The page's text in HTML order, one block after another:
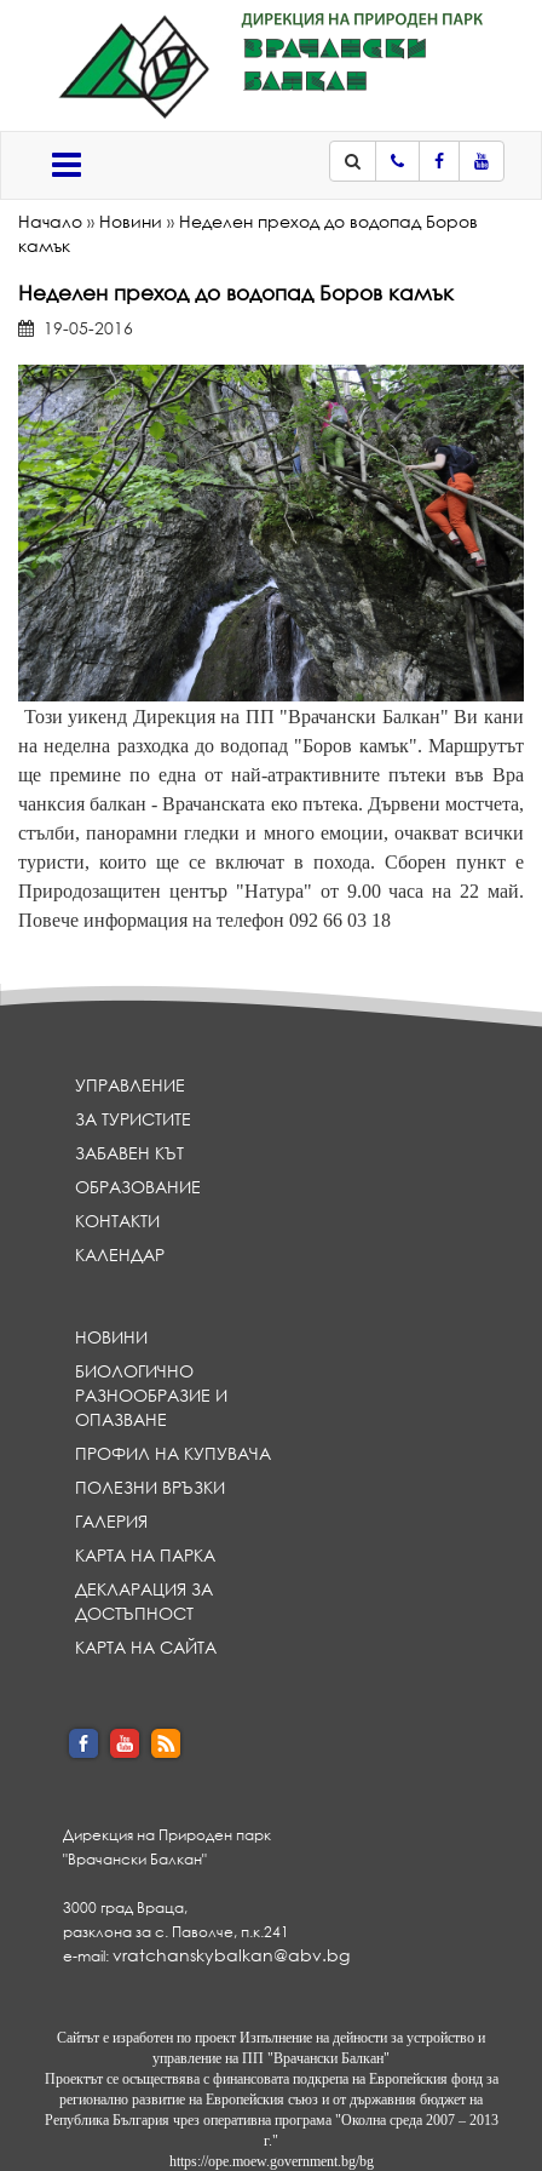
ТелефонFacebook
Начало » Новини » Неделен преход до водопад Боров
камък
Неделен преход до водопад Боров камък
19-05-2016
Този уикенд Дирекция на ПП "Врачански Балкан" Ви кани
на неделна разходка до водопад "Боров камък". Маршрутът
ще премине по една от най-атрактивните пътеки във Вра
чанксия балкан - Врачанската еко пътека. Дървени мостчета,
стълби, панорамни гледки и много емоции, очакват всички
туристи, които ще се включат в похода. Сборен пункт е
Природозащитен център "Натура" от 9.00 часа на 22 май.
Повече информация на телефон 092 66 03 18
УПРАВЛЕНИЕ
ЗА ТУРИСТИТЕ
ЗАБАВЕН КЪТ
ОБРАЗОВАНИЕ
КОНТАКТИ
КАЛЕНДАР
НОВИНИ
БИОЛОГИЧНО
РАЗНООБРАЗИЕ И
ОПАЗВАНЕ
ПРОФИЛ НА КУПУВАЧА
ПОЛЕЗНИ ВРЪЗКИ
ГАЛЕРИЯ
КАРТА НА ПАРКА
ДЕКЛАРАЦИЯ ЗА
ДОСТЪПНОСТ
КАРТА НА САЙТА
Дирекция на Природен парк
"Врачански Балкан"
3000 град Враца,
разклона за с. Паволче, п.к.241
e-mail:vratchanskybalkan@abv.bg
Сайтът е изработен по проект Изпълнение на дейности за устройство и
управление на ПП "Врачански Балкан"
Проектът се осъществява с финансовата подкрепа на Европейския фонд за
регионално развитие на Европейския съюз и от държавния бюджет на
Република България чрез оперативна програма "Околна среда 2007 – 2013
г."
https://ope.moew.government.bg/bg